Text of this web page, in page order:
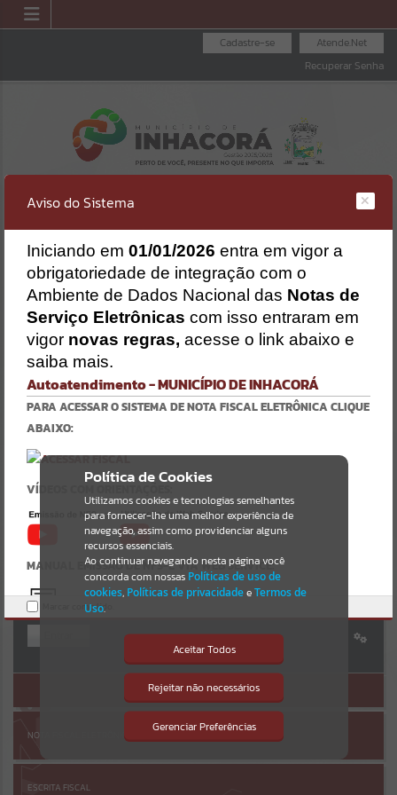
Atende.Net
Cadastre-se
Recuperar Senha
ENVIAR PROPOSTA
DE LICITAÇÕES
CONSULTA DE
PROTOCOLO
FOLHA DE
PAGAMENTO
Resultados para
Portais
Por favor, aguarde...
NOTÍCIAS
Por favor, aguarde...
Por favor, aguarde...
AUTOATENDIMENTO
Cadastre-se|Recuperar Senha
ACESSAR SEM LOGIN
NOTA FISCAL ELETRÔNICA
ESCRITA FISCAL
Política de Cookies
Utilizamos cookies e tecnologias semelhantes
para fornecer-lhe uma melhor experiência de
navegação, assim como providenciar alguns
recursos essenciais.
Ao continuar navegando nesta página você
concorda com nossas Políticas de uso de
cookies, Políticas de privacidadeeTermos de
Uso.
Aceitar Todos
Rejeitar não necessários
Gerenciar Preferências
Isto significa que diversos recursos
providenciados poderão não estar
Aviso do Sistema
Iniciando em 01/01/2026 entra em vigor a
obrigatoriedade de integração com o
Ambiente de Dados Nacional das Notas de
Serviço Eletrônicas com isso entraram em
vigor novas regras, acesse o link abaixo e
saiba mais.
Autoatendimento - MUNICÍPIO DE INHACORÁ
PARA ACESSAR O SISTEMA DE NOTA FISCAL ELETRÔNICA CLIQUE
ABAIXO:
VÍDEOS COM ORIENTAÇÕES:
MANUAL EMISSÃO DE NFS-E VIA WEB SERVICE:
URL DO WEB SERVICE:
https://ws-modelo.atende.net:7443/?
pg=rest&service=WNERestServiceNFSe
Marcar como lido.
Erro
Gerenciamento do Sistema
Ocorreu um erro de script:
Uncaught SyntaxError: Unexpected token '('
https://inhacora.atende.net/cidadao/pagina/static/bundle/wpo_inde
x_2_base_l2_portal_editores_sync_f15d4117a34dd2a38adddbc4ffd72
Verificar Mais Detalhes